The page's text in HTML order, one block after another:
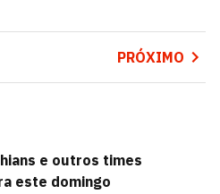
PRÓXIMO
e outros times
este domingo